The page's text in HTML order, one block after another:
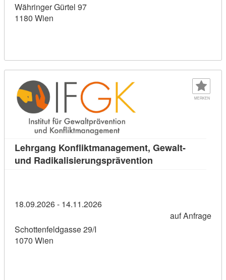
Währinger Gürtel 97
1180 Wien
MERKEN
Lehrgang Konfliktmanagement, Gewalt-
und Radikalisierungsprävention
18.09.2026 - 14.11.2026
auf Anfrage
Schottenfeldgasse 29/I
1070 Wien